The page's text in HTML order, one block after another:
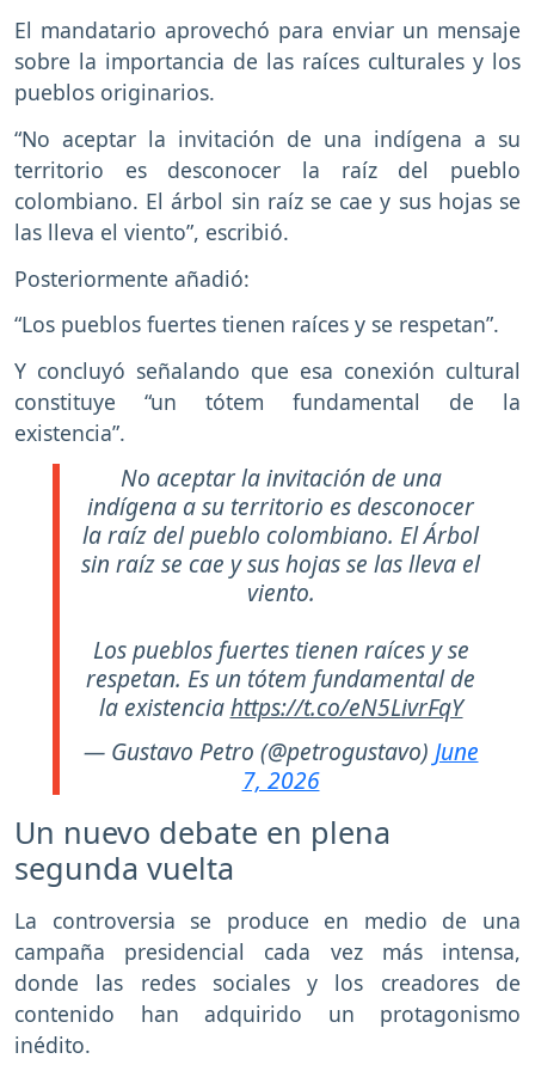
El mandatario aprovechó para enviar un mensaje
sobre la importancia de las raíces culturales y los
pueblos originarios.
“No aceptar la invitación de una indígena a su
territorio es desconocer la raíz del pueblo
colombiano. El árbol sin raíz se cae y sus hojas se
las lleva el viento”, escribió.
Posteriormente añadió:
“Los pueblos fuertes tienen raíces y se respetan”.
Y concluyó señalando que esa conexión cultural
constituye “un tótem fundamental de la
existencia”.
No aceptar la invitación de una
indígena a su territorio es desconocer
la raíz del pueblo colombiano. El Árbol
sin raíz se cae y sus hojas se las lleva el
viento.
Los pueblos fuertes tienen raíces y se
respetan. Es un tótem fundamental de
la existenciahttps://t.co/eN5LivrFqY
— Gustavo Petro (@petrogustavo) June
7, 2026
Un nuevo debate en plena
segunda vuelta
La controversia se produce en medio de una
campaña presidencial cada vez más intensa,
donde las redes sociales y los creadores de
contenido han adquirido un protagonismo
inédito.